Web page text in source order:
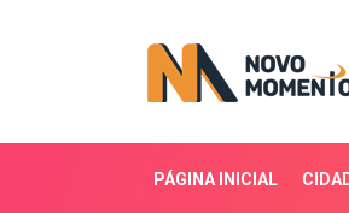
PÁGINA INICIAL